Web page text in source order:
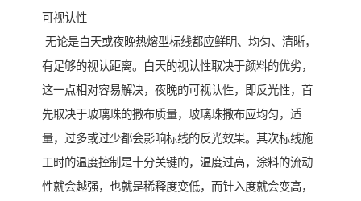
可视认性
无论是白天或夜晚热熔型标线都应鲜明、均匀、清晰，
有足够的视认距离。白天的视认性取决于颜料的优劣，
这一点相对容易解决，夜晚的可视认性，即反光性，首
先取决于玻璃珠的撒布质量，玻璃珠撒布应均匀，适
量，过多或过少都会影响标线的反光效果。其次标线施
工时的温度控制是十分关键的，温度过高，涂料的流动
性就会越强，也就是稀释度变低，而针入度就会变高，